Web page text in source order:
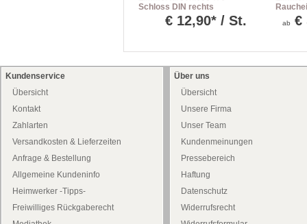
Schloss DIN rechts
€ 12,90* / St.
mittig
ab €
Kundenservice
Übersicht
Kontakt
Zahlarten
Versandkosten & Lieferzeiten
Anfrage & Bestellung
Allgemeine Kundeninfo
Heimwerker -Tipps-
Freiwilliges Rückgaberecht
Über uns
Übersicht
Unsere Firma
Unser Team
Kundenmeinungen
Pressebereich
Haftung
Datenschutz
Widerrufsrecht